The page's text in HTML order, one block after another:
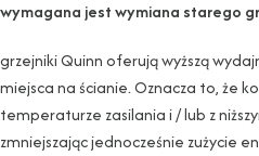
wymagana jest wymiana starego
grzejniki Quinn oferują wyższą
miejsca na ścianie. Oznacza to, że
temperaturze zasilania i / lub z
zmniejszając jednocześnie zużycie